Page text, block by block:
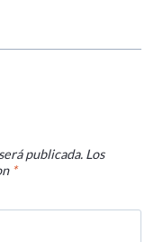
publicada. Los
*